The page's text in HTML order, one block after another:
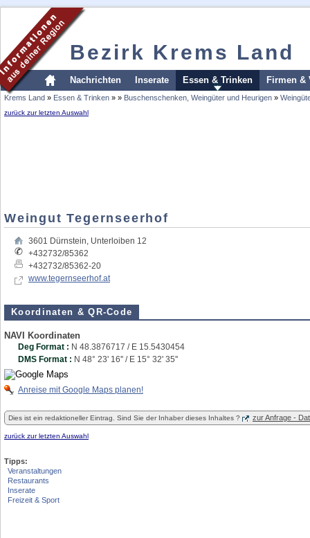
Bezirk Krems Land
Nachrichten Inserate Essen & Trinken Firmen &
Krems Land » Essen & Trinken » » Buschenschenken, Weingüter und Heurigen »
zurück zur letzten Auswahl
Weingut Tegernseerhof
3601 Dürnstein, Unterloiben 12
+432732/85362
+432732/85362-20
www.tegernseerhof.at
Koordinaten & QR-Code
NAVI Koordinaten
Deg Format : N 48.3876717 / E 15.5430454
DMS Format : N 48° 23' 16'' / E 15° 32' 35''
Anreise mit Google Maps planen!
Dies ist ein redaktioneller Eintrag. Sind Sie der Inhaber dieses Inhaltes ? zur Anfrage -
zurück zur letzten Auswahl
Tipps:
Veranstaltungen
Restaurants
Inserate
Freizeit & Sport